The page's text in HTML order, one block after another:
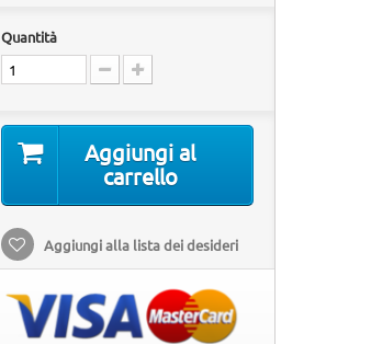
Quantità
Aggiungi al
carrello
Aggiungi alla lista dei desideri